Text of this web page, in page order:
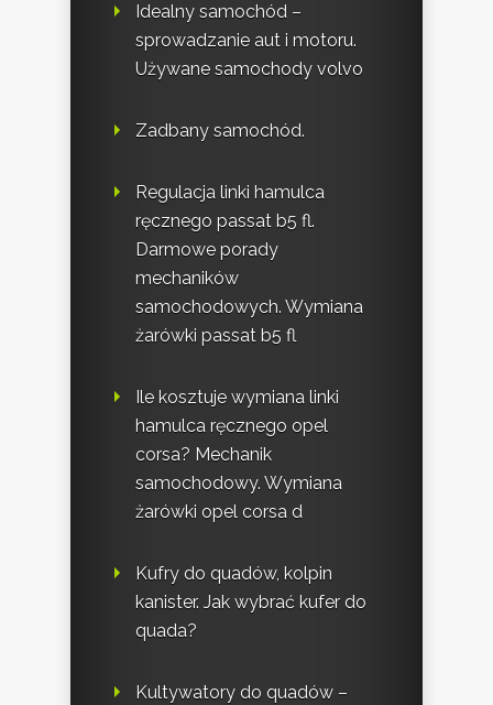
Idealny samochód –
sprowadzanie aut i motoru.
Używane samochody volvo
Zadbany samochód.
Regulacja linki hamulca
ręcznego passat b5 fl.
Darmowe porady
mechaników
samochodowych. Wymiana
żarówki passat b5 fl
Ile kosztuje wymiana linki
hamulca ręcznego opel
corsa? Mechanik
samochodowy. Wymiana
żarówki opel corsa d
Kufry do quadów, kolpin
kanister. Jak wybrać kufer do
quada?
Kultywatory do quadów –